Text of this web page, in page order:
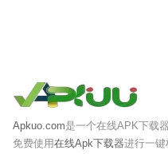
Apkuo.com是一个在线APK下载
免费使用在线Apk下载器进行一